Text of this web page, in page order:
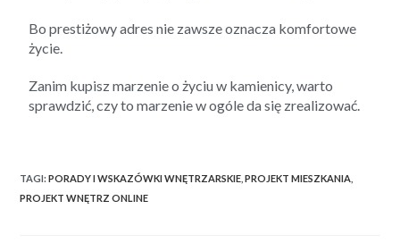
Bo prestiżowy adres nie zawsze oznacza komfortowe
życie.
Zanim kupisz marzenie o życiu w kamienicy, warto
sprawdzić, czy to marzenie w ogóle da się zrealizować.
TAGI:PORADY I WSKAZÓWKI WNĘTRZARSKIE PROJEKT MIESZKANIA
PROJEKT WNĘTRZ ONLINE